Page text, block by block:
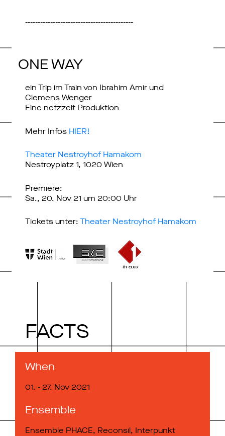
-------------------------------------------
ONE WAY
ein Trip im Train von Ibrahim Amir und
Clemens Wenger
Eine netzzeit-Produktion
Mehr Infos HIER!
Theater Nestroyhof Hamakom
Nestroyplatz 1, 1020 Wien
Premiere:
Sa., 20. Nov 21 um 20:00 Uhr
Tickets unter: Theater Nestroyhof Hamakom
FACTS
When
01. - 27. Nov 2021
Ensemble
Ensemble PHACE, Reconsil, Interpunkt